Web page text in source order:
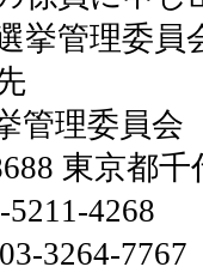
挙管理委
管理委員会
東京都千
4268
3264-7767